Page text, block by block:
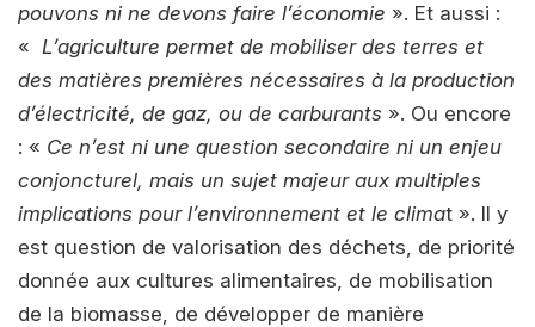
pouvons ni ne devons faire l’économie ». Et aussi :
« L’agriculture permet de mobiliser des terres et
des matières premières nécessaires à la production
d’électricité, de gaz, ou de carburants ». Ou encore
: « Ce n’est ni une question secondaire ni un enjeu
conjoncturel, mais un sujet majeur aux multiples
implications pour l’environnement et le climat ». Il y
est question de valorisation des déchets, de priorité
donnée aux cultures alimentaires, de mobilisation
de la biomasse, de développer de manière